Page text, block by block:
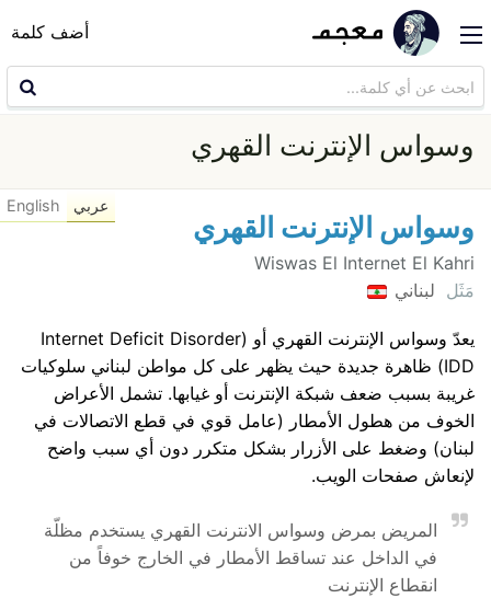
أضف كلمة
وسواس الإنترنت القهري
وسواس الإنترنت القهري
Wiswas El Internet El Kahri
مَثَل لبناني
يعدّ وسواس الإنترنت القهري أو (Internet Deficit Disorder
IDD) ظاهرة جديدة حيث يظهر على كل مواطن لبناني سلوكيات
غريبة بسبب ضعف شبكة الإنترنت أو غيابها. تشمل الأعراض
الخوف من هطول الأمطار (عامل قوي في قطع الاتصالات في
لبنان) وضغط على الأزرار بشكل متكرر دون أي سبب واضح
لإنعاش صفحات الويب.
المريض بمرض وسواس الانترنت القهري يستخدم مظلّة
في الداخل عند تساقط الأمطار في الخارج خوفاً من
انقطاع الإنترنت
عربي English